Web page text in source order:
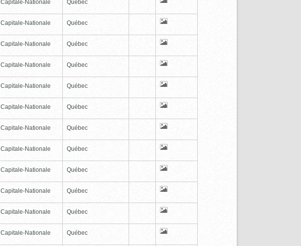
Capitale-Nationale Québec
Capitale-Nationale Québec
Capitale-Nationale Québec
Capitale-Nationale Québec
Capitale-Nationale Québec
Capitale-Nationale Québec
Capitale-Nationale Québec
Capitale-Nationale Québec
Capitale-Nationale Québec
Capitale-Nationale Québec
Capitale-Nationale Québec
Capitale-Nationale Québec